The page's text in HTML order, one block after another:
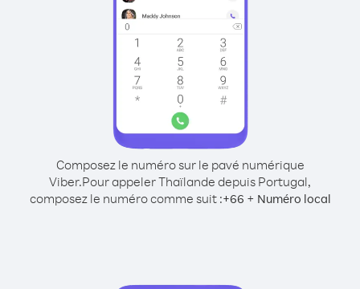
Composez le numéro sur le pavé numérique
Viber.Pour appeler Thaïlande depuis Portugal,
composez le numéro comme suit :+66 + Numéro local